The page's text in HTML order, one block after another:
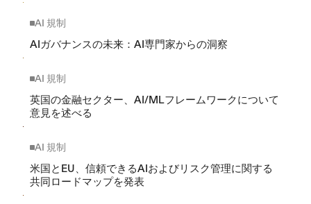
AI 規制
AIガバナンスの未来：AI専門家からの洞察
AI 規制
英国の金融セクター、AI/MLフレームワークについて
意見を述べる
AI 規制
米国とEU、信頼できるAIおよびリスク管理に関する
共同ロードマップを発表